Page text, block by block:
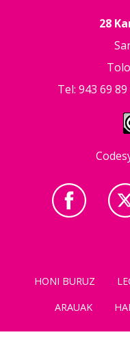
28
Tel: 943 69 89
HONI BURUZ
ARAUAK